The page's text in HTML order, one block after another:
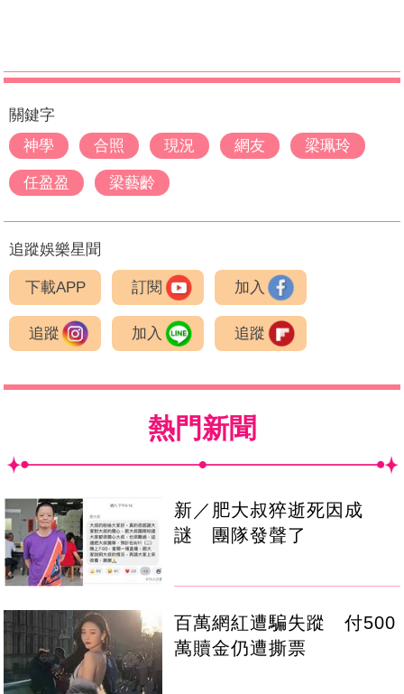
關鍵字
神學
合照 現況 網友 梁珮玲
任盈盈 梁藝齡
追蹤娛樂星聞
下載APP 訂閱 加入
追蹤 加入 追蹤
熱門新聞
新／肥大叔猝逝死因成
謎 團隊發聲了
百萬網紅遭騙失蹤 付500
萬贖金仍遭撕票